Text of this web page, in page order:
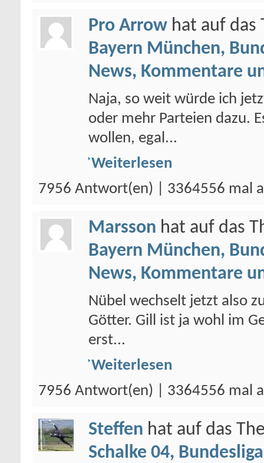
Pro Arrow hat auf das
Bayern München,
News, Kommentare
Naja, so weit würde ich
oder mehr Parteien dazu.
wollen, egal...
Weiterlesen
7956 Antwort(en) | 3364556 mal
Marsson hat auf das
Bayern München,
News, Kommentare
Nübel wechselt jetzt also
Götter. Gill ist ja wohl im
erst...
Weiterlesen
7956 Antwort(en) | 3364556 mal
Steffen hat auf das
Schalke 04,